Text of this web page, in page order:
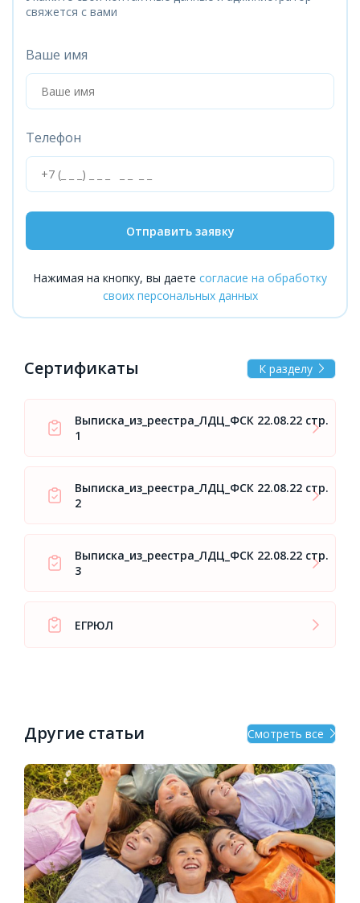
свяжется с вами
Ваше имя
Телефон
Отправить заявку
Нажимая на кнопку, вы даете согласие на обработку
своих персональных данных
Сертификаты К разделу
Выписка_из_реестра_ЛДЦ_ФСК 22.08.22 стр.
1
Выписка_из_реестра_ЛДЦ_ФСК 22.08.22 стр.
2
Выписка_из_реестра_ЛДЦ_ФСК 22.08.22 стр.
3
ЕГРЮЛ
Другие статьи Смотреть все